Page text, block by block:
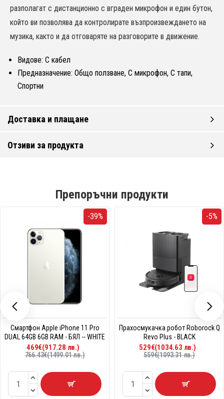
разполагат с дистанционно с вграден микрофон и един бутон,
който ви позволява да контролирате възпроизвеждането на
музика, както и да отговаряте на разговорите в движение.
Видове: С кабел
Предназначение: Общо ползване, С микрофон, С тапи,
Спортни
Доставка и плащане
Отзиви за продукта
Препоръчни продукти
-39%
Смартфон Apple iPhone 11 Pro
DUAL 64GB 6GB RAM - БЯЛ -- WHITE
469€(917.28 лв.)
766.43€(1499.01 лв.)
-5%
Прахосмукачка робот Roborock Q
Revo Plus - BLACK
529€(1034.63 лв.)
559€(1093.31 лв.)